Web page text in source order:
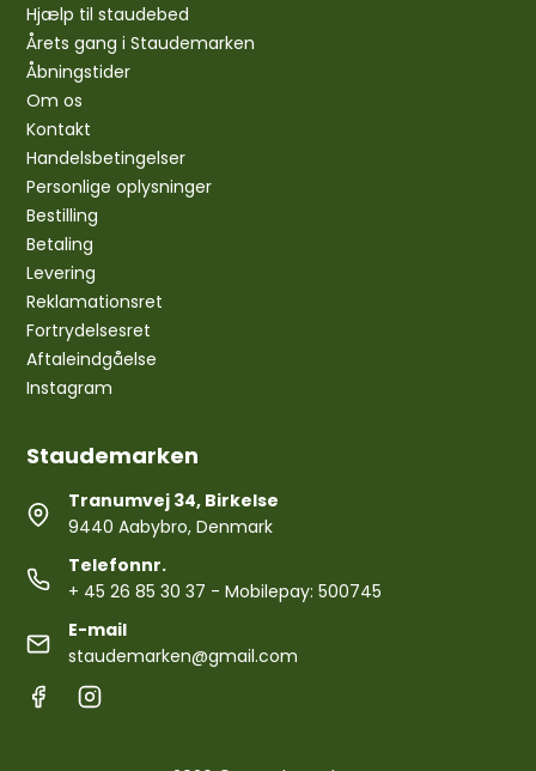
Hjælp til staudebed
Årets gang i Staudemarken
Åbningstider
Om os
Kontakt
Handelsbetingelser
Personlige oplysninger
Bestilling
Betaling
Levering
Reklamationsret
Fortrydelsesret
Aftaleindgåelse
Instagram
Staudemarken
Tranumvej 34, Birkelse
9440 Aabybro, Denmark
Telefonnr.
+ 45 26 85 30 37 - Mobilepay: 500745
E-mail
staudemarken@gmail.com